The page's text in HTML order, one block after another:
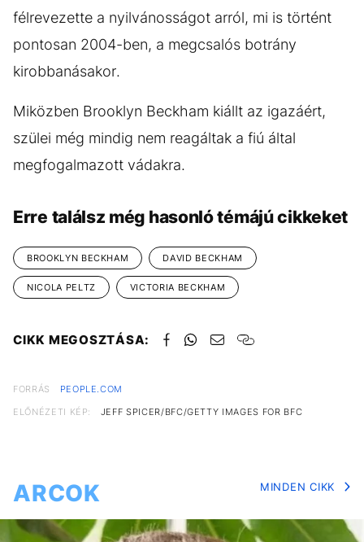
félrevezette a nyilvánosságot arról, mi is történt
pontosan 2004-ben, a megcsalós botrány
kirobbanásakor.
Miközben Brooklyn Beckham kiállt az igazáért,
szülei még mindig nem reagáltak a fiú által
megfogalmazott vádakra.
Erre találsz még hasonló témájú cikkeket
BROOKLYN BECKHAM DAVID BECKHAM
NICOLA PELTZ VICTORIA BECKHAM
CIKK MEGOSZTÁSA:
FORRÁS
PEOPLE.COM
ELŐNÉZETI KÉP:
JEFF SPICER/BFC/GETTY IMAGES FOR BFC
ARCOK MINDEN CIKK